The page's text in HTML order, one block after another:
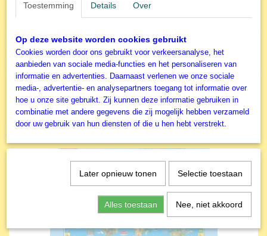
Specificaties
Productcode
A4225
EAN code
8697950842259
Productcode leverancier
Art Puzzle
Formaat gelegde puzzel
68,5x48 cm
Omschrijving
1000 stukjes de tekenaar van deze puzzel is Ken Shottwell.
Toestemming Details Over
Op deze website worden cookies gebruikt
Cookies worden door ons gebruikt voor verkeersanalyse, het
aanbieden van sociale media-functies en het personaliseren van
informatie en advertenties. Daarnaast verlenen we onze sociale
media-, advertentie- en analysepartners toegang tot informatie over
hoe u onze site gebruikt. Zij kunnen deze informatie gebruiken in
combinatie met andere gegevens die zij mogelijk hebben verzameld
door uw gebruik van hun diensten of die u hen hebt verstrekt.
Later opnieuw tonen Selectie toestaan
Alles toestaan Nee, niet akkoord